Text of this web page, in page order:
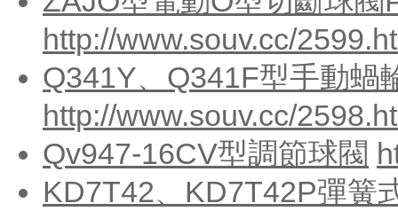
http://www.souv.cc/
Q341Y、Q341F型手動蝸
http://www.souv.cc/
Qv947-16CV型調節球閥
KD7T42、KD7T42P彈簧